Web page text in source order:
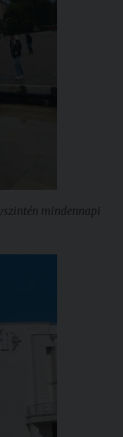
mindennapi